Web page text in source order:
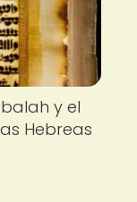
y el
Hebreas